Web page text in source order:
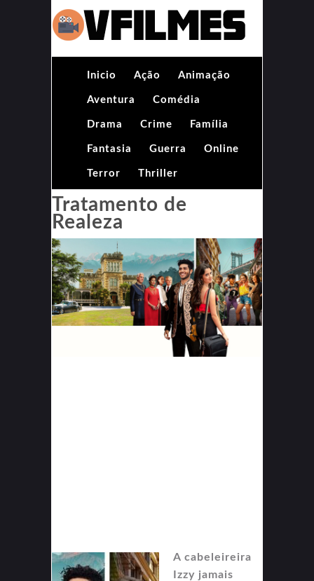
Inicio Ação Animação
Aventura Comédia
Drama Crime Família
Fantasia Guerra Online
Terror Thriller
Tratamento de
Realeza
A cabeleireira
Izzy jamais